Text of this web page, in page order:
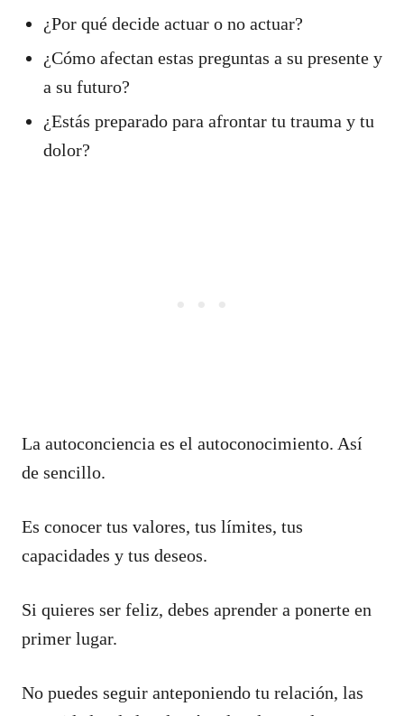
¿Por qué decide actuar o no actuar?
¿Cómo afectan estas preguntas a su presente y
a su futuro?
¿Estás preparado para afrontar tu trauma y tu
dolor?
La autoconciencia es el autoconocimiento. Así
de sencillo.
Es conocer tus valores, tus límites, tus
capacidades y tus deseos.
Si quieres ser feliz, debes aprender a ponerte en
primer lugar.
No puedes seguir anteponiendo tu relación, las